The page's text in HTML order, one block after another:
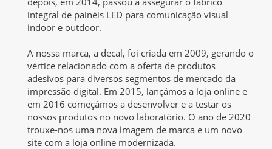
integral de painéis LED para comunicação visual
indoor e outdoor.
A nossa marca, a decal, foi criada em 2009, gerando o
vértice relacionado com a oferta de produtos
adesivos para diversos segmentos de mercado da
impressão digital. Em 2015, lançámos a loja online e
em 2016 começámos a desenvolver e a testar os
nossos produtos no novo laboratório. O ano de 2020
trouxe-nos uma nova imagem de marca e um novo
site com a loja online modernizada.